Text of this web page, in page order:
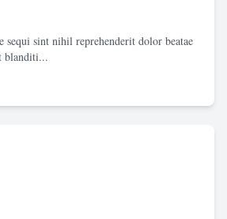
sequi sint nihil reprehenderit dolor beatae
blanditi...